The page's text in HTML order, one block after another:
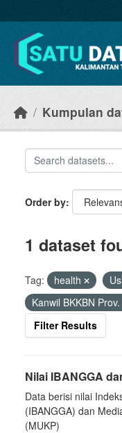
Kumpulan
Order by
1 dataset
Tag: health
Kanwil BKKBN
Filter Results
Nilai IBANGGA
Data berisi nilai
(IBANGGA) dan
(MUKP)